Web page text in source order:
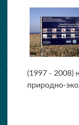
(1997 - 2008)
природно-